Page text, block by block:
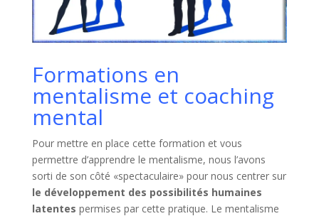
Formations en
mentalisme et coaching
mental
Pour mettre en place cette formation et vous
permettre d’apprendre le mentalisme, nous l’avons
sorti de son côté «spectaculaire» pour nous centrer sur
le développement des possibilités humaines
latentes permises par cette pratique. Le mentalisme